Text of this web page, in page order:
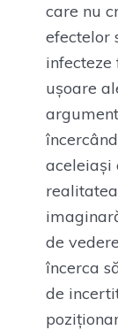
care nu
efectelor
infecteze
ușoare
aceleiași
de
încerca
de